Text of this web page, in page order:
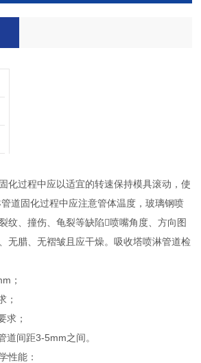
化过程中应以适宜的转速保持模具滚动，使
道固化过程中应注意管体温度，玻璃钢喷
纹、撞伤、龟裂等缺陷喷嘴角度、方向图
无腊、无褶皱且应干燥。吸收塔喷淋管道检
；
；
求；
道间距3-5mm之间。
性能：